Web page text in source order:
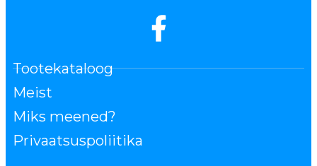
Tootekataloog
Meist
Miks meened?
Privaatsuspoliitika